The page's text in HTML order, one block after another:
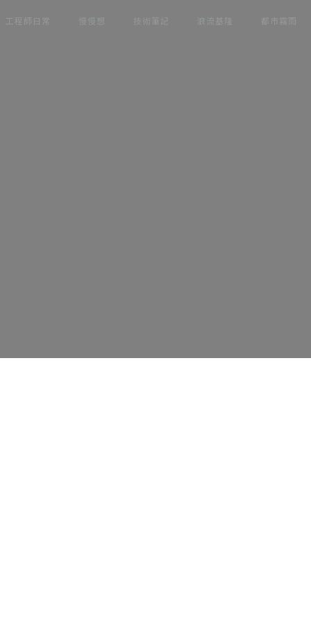
工程師日常 慢慢想 技術筆記 浪流基隆 都市霧雨